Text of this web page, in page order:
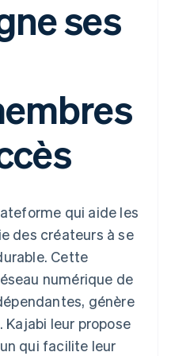
et
à but
à
des
des
code
de
équipe
ses
qui aide les
des créateurs à se
Cette
numérique de
génère
Kajabi leur propose
qui facilite leur